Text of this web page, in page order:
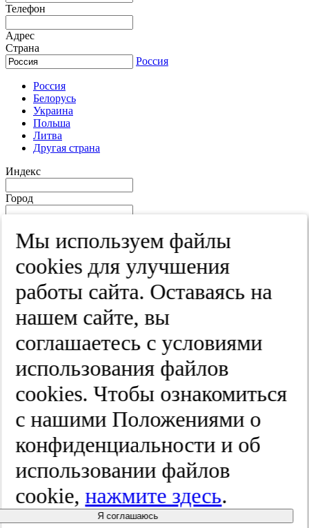
Телефон
Адрес
Страна
Россия
Россия
Белорусь
Украина
Польша
Литва
Другая страна
Индекс
Город
Улица
Квартира
Пароль
Повторите пароль
Мы используем файлы
cооkies для улучшения
работы сайта. Оставаясь на
нашем сайте, вы
соглашаетесь с условиями
использования файлов
cооkies. Чтобы ознакомиться
с нашими Положениями о
конфиденциальности и об
использовании файлов
cookie,нажмите здесь.
Я соглашаюсь